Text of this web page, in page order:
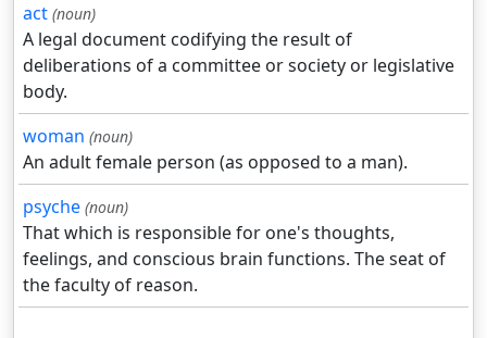
act (noun)
A legal document codifying the result of
deliberations of a committee or society or legislative
body.
woman (noun)
An adult female person (as opposed to a man).
psyche (noun)
That which is responsible for one's thoughts,
feelings, and conscious brain functions. The seat of
the faculty of reason.